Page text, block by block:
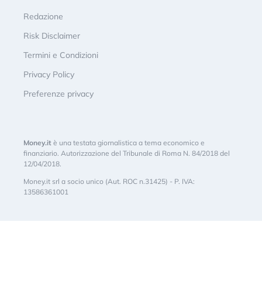
Redazione
Risk Disclaimer
Termini e Condizioni
Privacy Policy
Preferenze privacy
Money.it è una testata giornalistica a tema economico e
finanziario. Autorizzazione del Tribunale di Roma N. 84/2018 del
12/04/2018.
Money.it srl a socio unico (Aut. ROC n.31425) - P. IVA:
13586361001